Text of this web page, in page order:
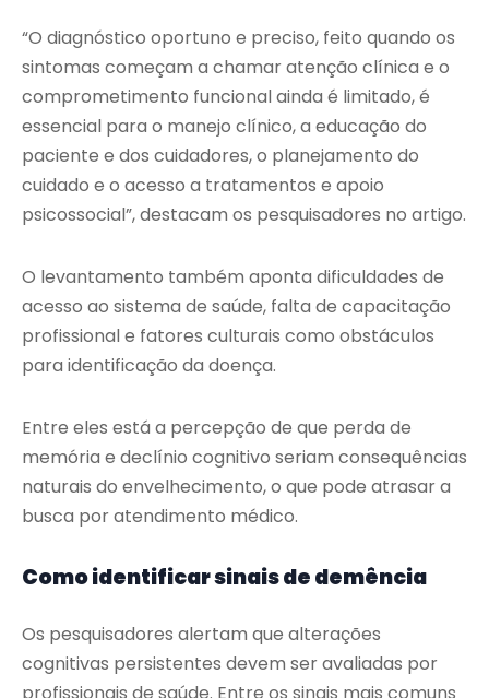
“O diagnóstico oportuno e preciso, feito quando os
sintomas começam a chamar atenção clínica e o
comprometimento funcional ainda é limitado, é
essencial para o manejo clínico, a educação do
paciente e dos cuidadores, o planejamento do
cuidado e o acesso a tratamentos e apoio
psicossocial”, destacam os pesquisadores no artigo.
O levantamento também aponta dificuldades de
acesso ao sistema de saúde, falta de capacitação
profissional e fatores culturais como obstáculos
para identificação da doença.
Entre eles está a percepção de que perda de
memória e declínio cognitivo seriam consequências
naturais do envelhecimento, o que pode atrasar a
busca por atendimento médico.
Como identificar sinais de demência
Os pesquisadores alertam que alterações
cognitivas persistentes devem ser avaliadas por